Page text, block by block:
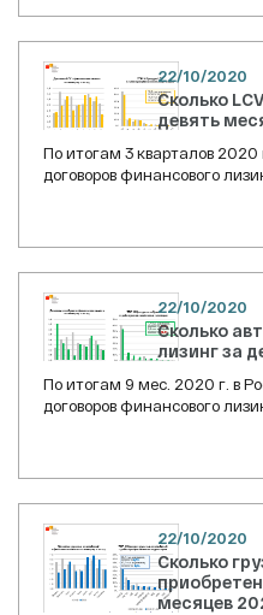
22/10/2020
Сколько
девять
По итогам 3 кварталов 2020
договоров финансового
22/10/2020
Сколько
лизинг за
По итогам 9 мес. 2020 г. в
договоров финансового
22/10/2020
Сколько
месяцев